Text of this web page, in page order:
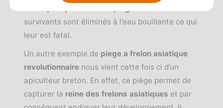
survivants sont éliminés à l’eau bouillante ce qui
leur est fatal.
Un autre exemple de piege a frelon asiatique
revolutionnaire nous vient cette fois ci d’un
apiculteur breton. En effet, ce piège permet de
capturer la reine des frelons asiatiques et par